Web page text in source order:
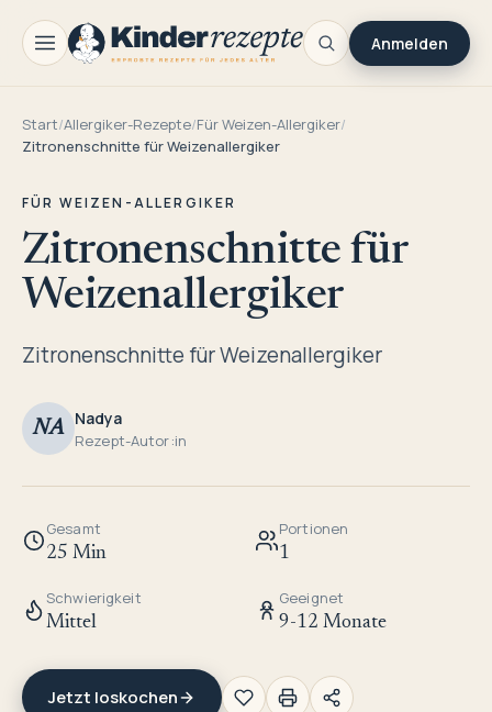
Anmelden
Start/Allergiker-Rezepte/Für Weizen-Allergiker/
Zitronenschnitte für Weizenallergiker
FÜR WEIZEN-ALLERGIKER
Zitronenschnitte für
Weizenallergiker
Zitronenschnitte für Weizenallergiker
NA Nadya
Rezept-Autor:in
Gesamt
25 Min
Portionen
1
Schwierigkeit
Mittel
Geeignet
9-12 Monate
Jetzt loskochen